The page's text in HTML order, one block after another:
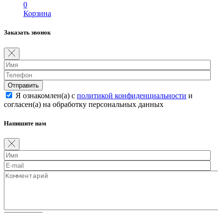
0
Корзина
Заказать звонок
Отправить
Я ознакомлен(а) с политикой конфиденциальности и
согласен(а) на обработку персональных данных
Напишите нам